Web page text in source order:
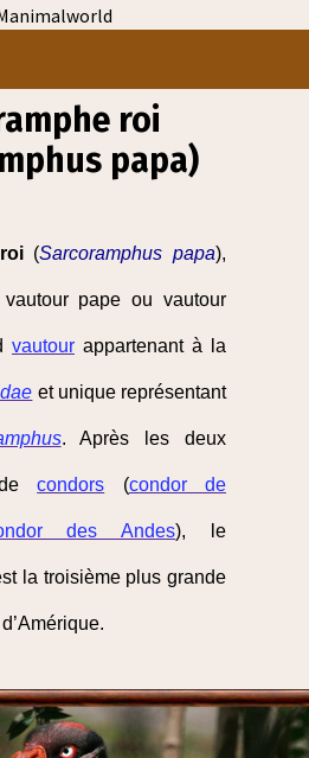
roi
papa)
(Sarcoramphus papa),
pape ou vautour
vautour appartenant à la
et unique représentant
. Après les deux
decondors (condor de
des Andes), le
la troisième plus grande
d’Amérique.